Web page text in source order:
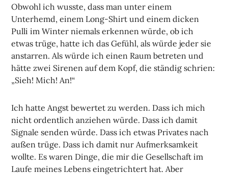
Obwohl ich wusste, dass man unter einem
Unterhemd, einem Long-Shirt und einem dicken
Pulli im Winter niemals erkennen würde, ob ich
etwas trüge, hatte ich das Gefühl, als würde jeder sie
anstarren. Als würde ich einen Raum betreten und
hätte zwei Sirenen auf dem Kopf, die ständig schrien:
„Sieh! Mich! An!“
Ich hatte Angst bewertet zu werden. Dass ich mich
nicht ordentlich anziehen würde. Dass ich damit
Signale senden würde. Dass ich etwas Privates nach
außen trüge. Dass ich damit nur Aufmerksamkeit
wollte. Es waren Dinge, die mir die Gesellschaft im
Laufe meines Lebens eingetrichtert hat. Aber